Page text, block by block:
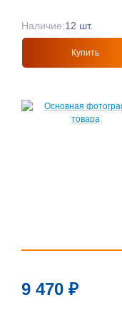
Наличие:12 шт.
Купить
9 470 ₽